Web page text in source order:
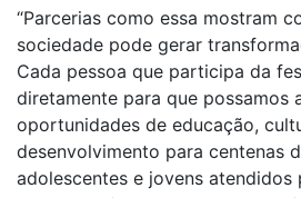
“Parcerias como essa mostram
sociedade pode gerar
Cada pessoa que participa da
diretamente para que possamos
oportunidades de educação,
desenvolvimento para centenas
adolescentes e jovens atendidos